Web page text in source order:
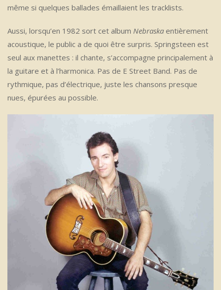
même si quelques ballades émaillaient les tracklists.
Aussi, lorsqu’en 1982 sort cet album Nebraska entièrement
acoustique, le public a de quoi être surpris. Springsteen est
seul aux manettes : il chante, s’accompagne principalement à
la guitare et à l’harmonica. Pas de E Street Band. Pas de
rythmique, pas d’électrique, juste les chansons presque
nues, épurées au possible.